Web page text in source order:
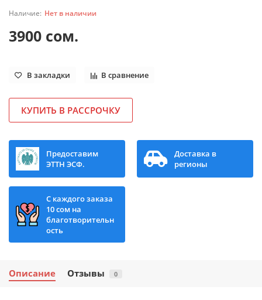
Нет в наличии
3900 сом.
В закладки В сравнение
КУПИТЬ В РАССРОЧКУ
Предоставим
ЭТТН ЭСФ.
Доставка в
регионы
С каждого заказа
10 сом на
благотворительн
ость
Описание Отзывы 0